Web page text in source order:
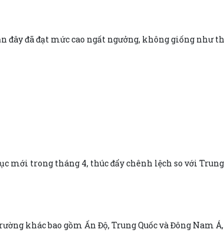
đây đã đạt mức cao ngất ngưởng, không giống
mới trong tháng 4, thúc đẩy chênh lệch so với
khác bao gồm Ấn Độ, Trung Quốc và Đông Nam